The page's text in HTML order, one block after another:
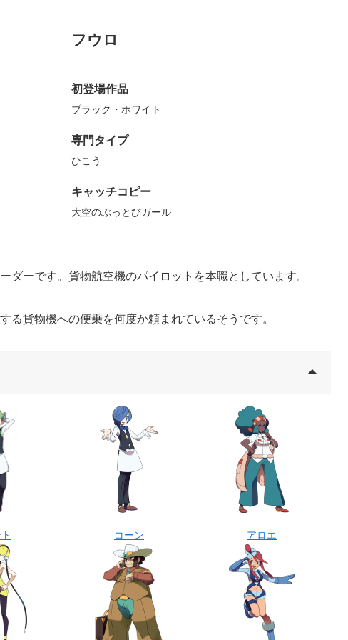
フウロ
初登場作品
ブラック・ホワイト
専門タイプ
ひこう
キャッチコピー
大空のぶっとびガール
ダーです。貨物航空機のパイロットを本職としています。
る貨物機への便乗を何度か頼まれているそうです。
コーン アロエ